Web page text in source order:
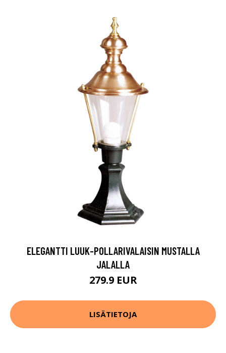
ELEGANTTI LUUK-POLLARIVALAISIN MUSTALLA
JALALLA
279.9 EUR
LISÄTIETOJA